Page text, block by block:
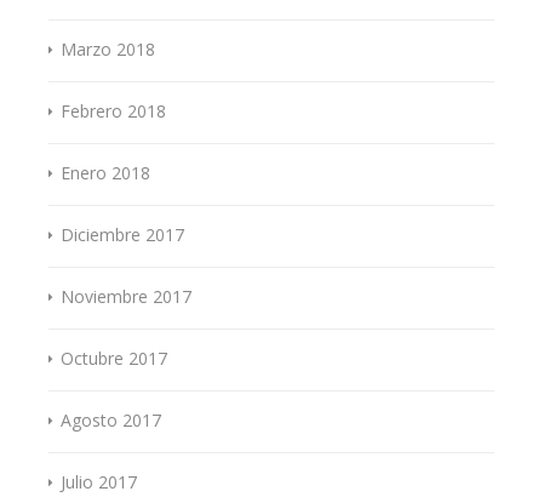
Marzo 2018
Febrero 2018
Enero 2018
Diciembre 2017
Noviembre 2017
Octubre 2017
Agosto 2017
Julio 2017